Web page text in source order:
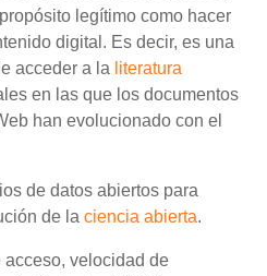
legítimo como hacer
digital. Es decir, es una
acceder a la literatura
en las que los documentos
han evolucionado con el
de datos abiertos para
de la ciencia abierta.
acceso, velocidad de